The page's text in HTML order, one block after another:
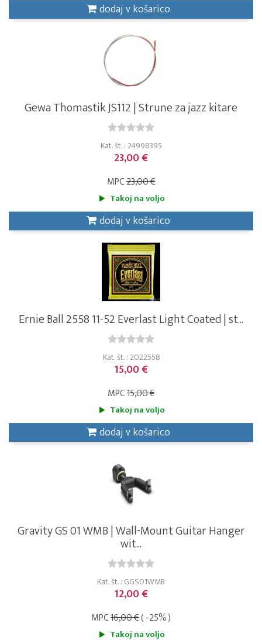
dodaj v košarico
Gewa Thomastik JS112 | Strune za jazz kitare
Kat. št. : 24998395
23,00 €
MPC23,00 €
Takoj na voljo
dodaj v košarico
Ernie Ball 2558 11-52 Everlast Light Coated | st...
Kat. št. : 2022558
15,00 €
MPC15,00 €
Takoj na voljo
dodaj v košarico
Gravity GS 01 WMB | Wall-Mount Guitar Hanger
wit...
Kat. št. : GGS01WMB
12,00 €
MPC16,00 €( -25% )
Takoj na voljo